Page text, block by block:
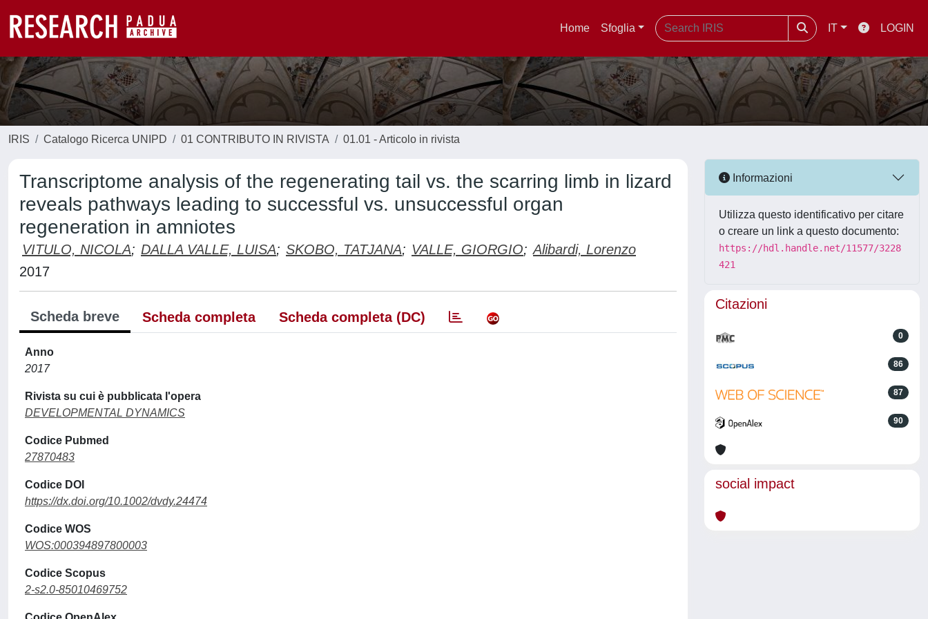
Home Sfoglia IT LOGIN
IRIS Catalogo Ricerca UNIPD 01 CONTRIBUTO IN RIVISTA 01.01 - Articolo in rivista
Transcriptome analysis of the regenerating tail vs. the scarring limb in lizard
reveals pathways leading to successful vs. unsuccessful organ
regeneration in amniotes
VITULO, NICOLA; DALLA VALLE, LUISA; SKOBO, TATJANA; VALLE, GIORGIO; Alibardi, Lorenzo
2017
Scheda breve Scheda completa Scheda completa (DC)
Anno
2017
Rivista su cui è pubblicata l'opera
DEVELOPMENTAL DYNAMICS
Codice Pubmed
27870483
Codice DOI
https://dx.doi.org/10.1002/dvdy.24474
Codice WOS
WOS:000394897800003
Codice Scopus
2-s2.0-85010469752
Informazioni
Utilizza questo identificativo per citare
o creare un link a questo documento:
https://hdl.handle.net/11577/3228
421
Citazioni
0
86
87
90
social impact